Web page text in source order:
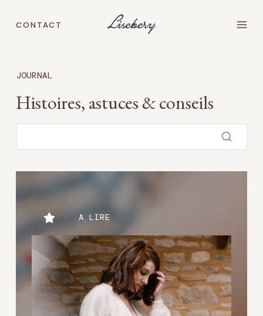
CONTACT
JOURNAL
Histoires, astuces & conseils
A LIRE